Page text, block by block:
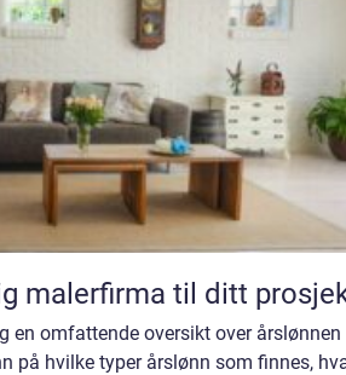
malerfirma til ditt
en omfattende oversikt over
på hvilke typer årslønn som finnes,